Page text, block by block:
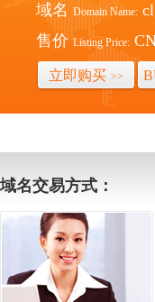
域名 Domain Name:
售价 Listing Price:
立即购买 >>
域名交易方式：